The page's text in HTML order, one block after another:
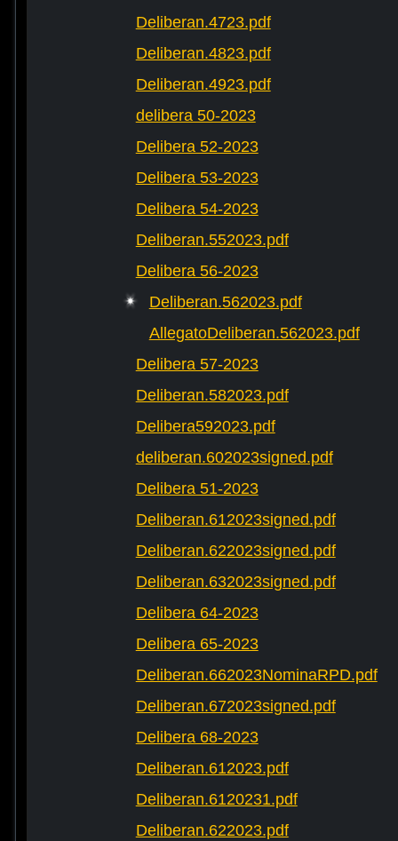
Deliberan.4723.pdf
Deliberan.4823.pdf
Deliberan.4923.pdf
delibera 50-2023
Delibera 52-2023
Delibera 53-2023
Delibera 54-2023
Deliberan.552023.pdf
Delibera 56-2023
Deliberan.562023.pdf
AllegatoDeliberan.562023.pdf
Delibera 57-2023
Deliberan.582023.pdf
Delibera592023.pdf
deliberan.602023signed.pdf
Delibera 51-2023
Deliberan.612023signed.pdf
Deliberan.622023signed.pdf
Deliberan.632023signed.pdf
Delibera 64-2023
Delibera 65-2023
Deliberan.662023NominaRPD.pdf
Deliberan.672023signed.pdf
Delibera 68-2023
Deliberan.612023.pdf
Deliberan.6120231.pdf
Deliberan.622023.pdf